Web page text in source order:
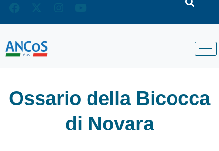
Ossario della Bicocca
di Novara